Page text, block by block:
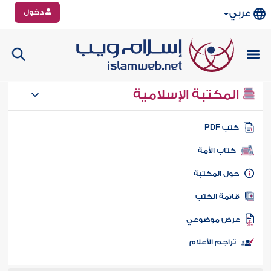
عربي دخول
المكتبة الإسلامية
كتب PDF
كتاب الأمة
المكتبة
الكتب
موضوعي